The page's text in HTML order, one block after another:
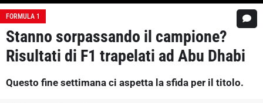
FORMULA 1
Stanno sorpassando il campione?
Risultati di F1 trapelati ad Abu Dhabi
Questo fine settimana ci aspetta la sfida per il titolo.